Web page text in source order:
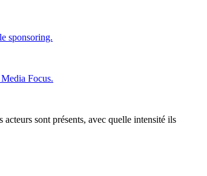
sponsoring.
Focus.
sont présents, avec quelle intensité ils